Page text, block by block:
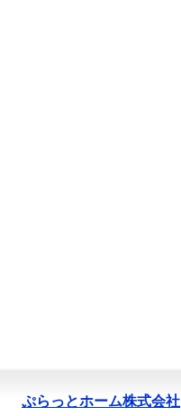
ぷらっとホーム株式会社